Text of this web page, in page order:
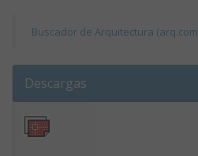
Buscador de Arquitectura
Descargas